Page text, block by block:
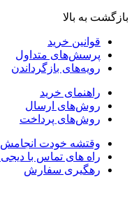
بازگشت به بالا
قوانین خرید
پرسش‌های متداول
رویه‌های بازگرداندن
راهنمای خرید
روش‌های ارسال
روش‌های پرداخت
وقتشه خودت
راه های تماس با
رهگیری سفارش